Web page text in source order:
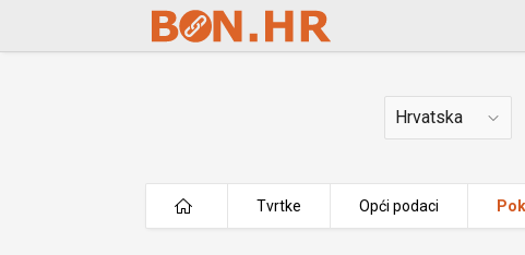
Skip to Main Content
Država
Tvrtke Opći podaci
TEHNIKAGRADNJA d.o.o.